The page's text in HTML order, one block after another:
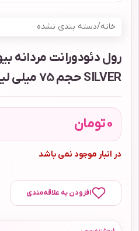
خانه/دسته بندی نشده
SILVER حجم 75 میلی لیتر
0تومان
در انبار موجود نمی باشد
افزودن به علاقه‌مندی